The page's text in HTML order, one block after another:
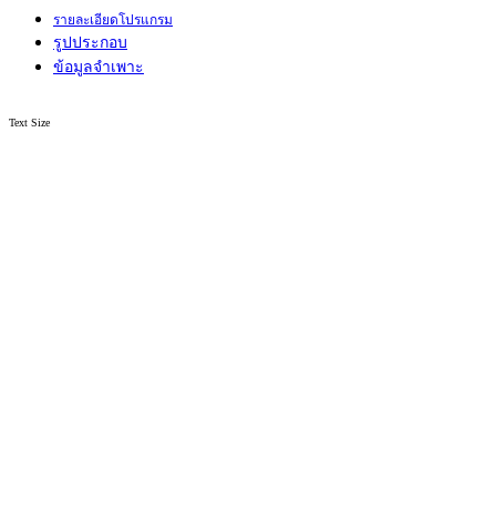
รายละเอียดโปรแกรม
รูปประกอบ
ข้อมูลจำเพาะ
Text Size